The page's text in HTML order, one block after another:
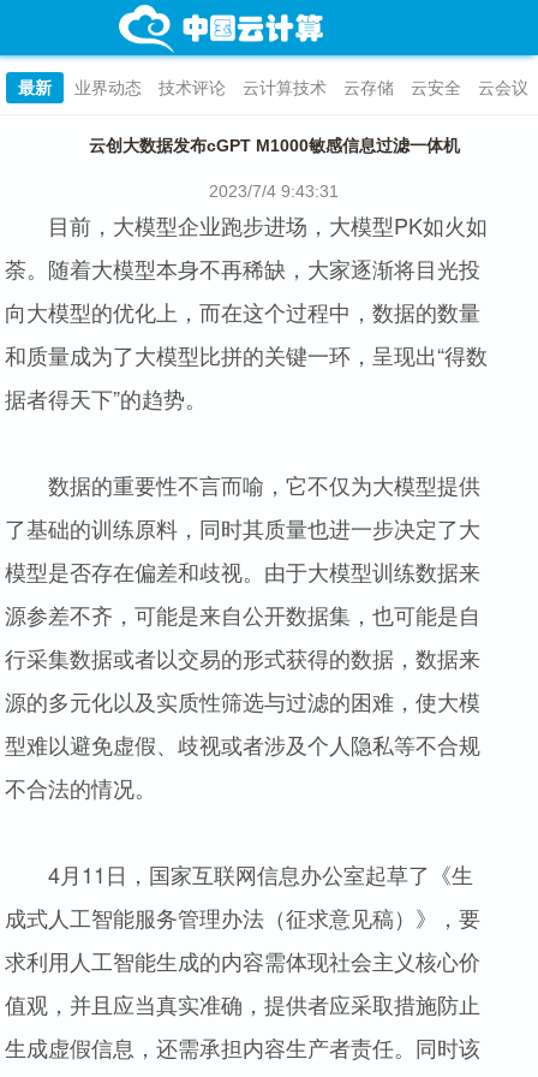
最新 业界动态 技术评论 云计算技术 云存储 云安全 云会议
云创大数据发布cGPT M1000敏感信息过滤一体机
2023/7/4 9:43:31
目前，大模型企业跑步进场，大模型PK如火如
荼。随着大模型本身不再稀缺，大家逐渐将目光投
向大模型的优化上，而在这个过程中，数据的数量
和质量成为了大模型比拼的关键一环，呈现出“得数
据者得天下”的趋势。
数据的重要性不言而喻，它不仅为大模型提供
了基础的训练原料，同时其质量也进一步决定了大
模型是否存在偏差和歧视。由于大模型训练数据来
源参差不齐，可能是来自公开数据集，也可能是自
行采集数据或者以交易的形式获得的数据，数据来
源的多元化以及实质性筛选与过滤的困难，使大模
型难以避免虚假、歧视或者涉及个人隐私等不合规
不合法的情况。
4月11日，国家互联网信息办公室起草了《生
成式人工智能服务管理办法（征求意见稿）》，要
求利用人工智能生成的内容需体现社会主义核心价
值观，并且应当真实准确，提供者应采取措施防止
生成虚假信息，还需承担内容生产者责任。同时该